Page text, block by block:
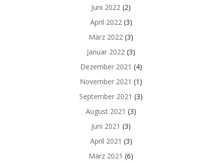
Juni 2022 (2)
April 2022 (3)
März 2022 (3)
Januar 2022 (3)
Dezember 2021 (4)
November 2021 (1)
September 2021 (3)
August 2021 (3)
Juni 2021 (3)
April 2021 (3)
März 2021 (6)